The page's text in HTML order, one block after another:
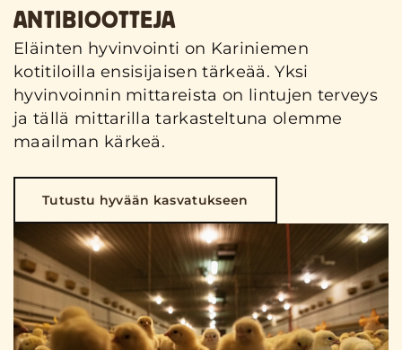
ANTIBIOOTTEJA
Eläinten hyvinvointi on Kariniemen
kotitiloilla ensisijaisen tärkeää. Yksi
hyvinvoinnin mittareista on lintujen terveys
ja tällä mittarilla tarkasteltuna olemme
maailman kärkeä.
Tutustu hyvään kasvatukseen